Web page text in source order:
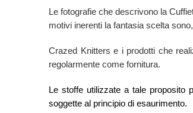
Le fotografie che descrivono la
motivi inerenti la fantasia scelta
Crazed Knitters e i prodotti che
regolarmente come fornitura.
Le stoffe utilizzate a tale proposito
soggette al principio di esaurimento.